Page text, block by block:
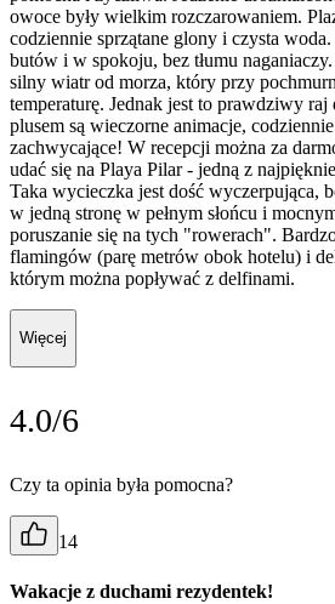
owoce były wielkim rozczarowaniem.
codziennie sprzątane glony i czysta
butów i w spokoju, bez tłumu
silny wiatr od morza, który przy
temperaturę. Jednak jest to prawdziwy
plusem są wieczorne animacje,
zachwycające! W recepcji można za
udać się na Playa Pilar - jedną z
Taka wycieczka jest dość wyczerpująca,
w jedną stronę w pełnym słońcu i
poruszanie się na tych "rowerach".
flamingów (parę metrów obok hotelu) i
którym można popływać z delfinami.
Więcej
4.0/6
Czy ta opinia była pomocna?
14
Wakacje z duchami rezydentek!